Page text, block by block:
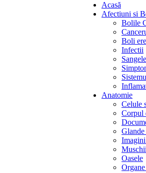
Acasă
Afectiuni si
Bolile
Boli
Infectii
Anatomie
Celule
Corpul
Muschii
Oasele